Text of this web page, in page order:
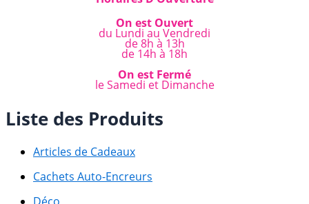
On est Ouvert
du Lundi au Vendredi
de 8h à 13h
de 14h à 18h
On est Fermé
le Samedi et Dimanche
Liste des Produits
Articles de Cadeaux
Cachets Auto-Encreurs